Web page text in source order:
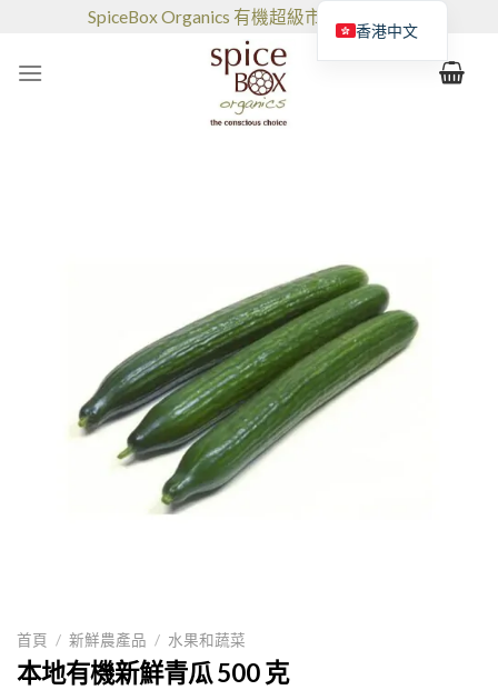
SpiceBox Organics 有機超級市場和咖啡館
首頁 / 新鮮農產品 / 水果和蔬菜
本地有機新鮮青瓜 500 克
香港中文